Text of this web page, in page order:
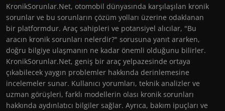
KronikSorunlar.Net, otomobil dünyasında karşılaşılan kronik
sorunlar ve bu sorunların çözüm yolları üzerine odaklanan
bir platformdur. Araç sahipleri ve potansiyel alıcılar, "Bu
aracın kronik sorunları nelerdir?" sorusuna yanıt ararken,
doğru bilgiye ulaşmanın ne kadar önemli olduğunu bilirler.
KronikSorunlar.Net, geniş bir araç yelpazesinde ortaya
çıkabilecek yaygın problemler hakkında derinlemesine
incelemeler sunar. Kullanıcı yorumları, teknik analizler ve
uzman görüşleri, farklı modellerin olası kronik sorunları
hakkında aydınlatıcı bilgiler sağlar. Ayrıca, bakım ipuçları ve